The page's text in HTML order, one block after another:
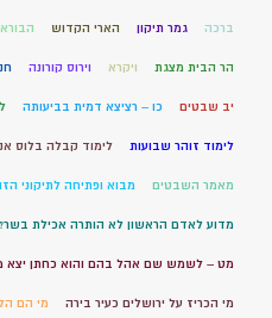
ברכה גמר תיקון הארי הקדוש
הר הבית מצגת ויקרא וירוס קורונה
יב שבטים כו – רציצא דמית בביעותה
לימוד זוהר שבועות לימוד קבלה בלוס
מאמר השבטים מבוא ופתיחה לתיקוני
מדוע לאדם הראשון לא הותרה אכילת בשר?
מט – לשמש שם אהל בהם והוא כחתן יצא
מי הכריז על ירושלים כעיר בירה מי הם